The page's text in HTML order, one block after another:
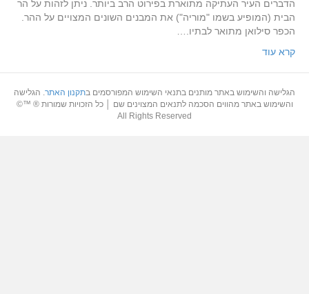
הדברים העיר העתיקה מתוארת בפירוט הרב ביותר. ניתן לזהות על הר
הבית (המופיע בשמו "מוריה") את המבנים השונים המצויים על ההר.
הכפר סילואן מתואר לבתיו.…
קרא עוד
הגלישה והשימוש באתר מותנים בתנאי השימוש המפורסמים בתקנון האתר. הגלישה
והשימוש באתר מהווים הסכמה לתנאים המצוינים שם │ כל הזכויות שמורות ® ™©
All Rights Reserved